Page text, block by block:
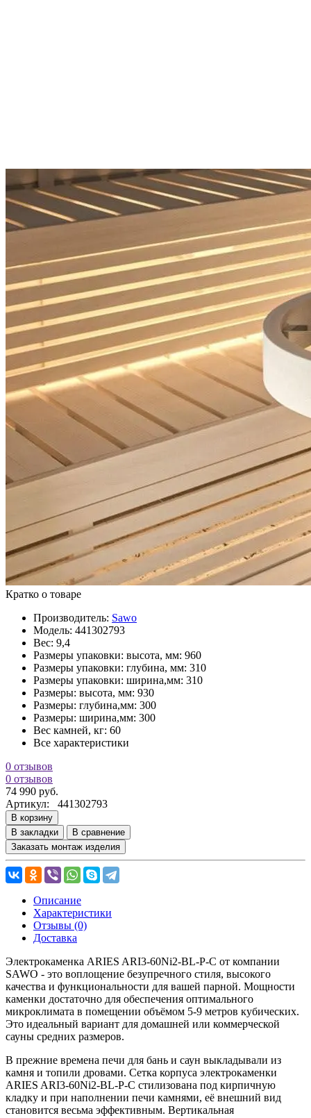
Кратко о товаре
Производитель: Sawo
Модель: 441302793
Вес: 9,4
Размеры упаковки: высота, мм: 960
Размеры упаковки: глубина, мм: 310
Размеры упаковки: ширина,мм: 310
Размеры: высота, мм: 930
Размеры: глубина,мм: 300
Размеры: ширина,мм: 300
Вес камней, кг: 60
Все характеристики
0 отзывов
0 отзывов
74 990 руб.
Артикул: 441302793
В корзину
В закладки
В сравнение
Заказать монтаж изделия
Описание
Характеристики
Отзывы (0)
Доставка
Электрокаменка ARIES ARI3-60Ni2-BL-P-C от компании
SAWO - это воплощение безупречного стиля, высокого
качества и функциональности для вашей парной. Мощности
каменки достаточно для обеспечения оптимального
микроклимата в помещении объёмом 5-9 метров кубических.
Это идеальный вариант для домашней или коммерческой
сауны средних размеров.
В прежние времена печи для бань и саун выкладывали из
камня и топили дровами. Сетка корпуса электрокаменки
ARIES ARI3-60Ni2-BL-P-C стилизована под кирпичную
кладку и при наполнении печи камнями, её внешний вид
становится весьма эффективным. Вертикальная